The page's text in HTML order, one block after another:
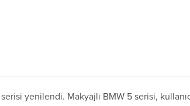
yenilendi. Makyajlı BMW 5 serisi,